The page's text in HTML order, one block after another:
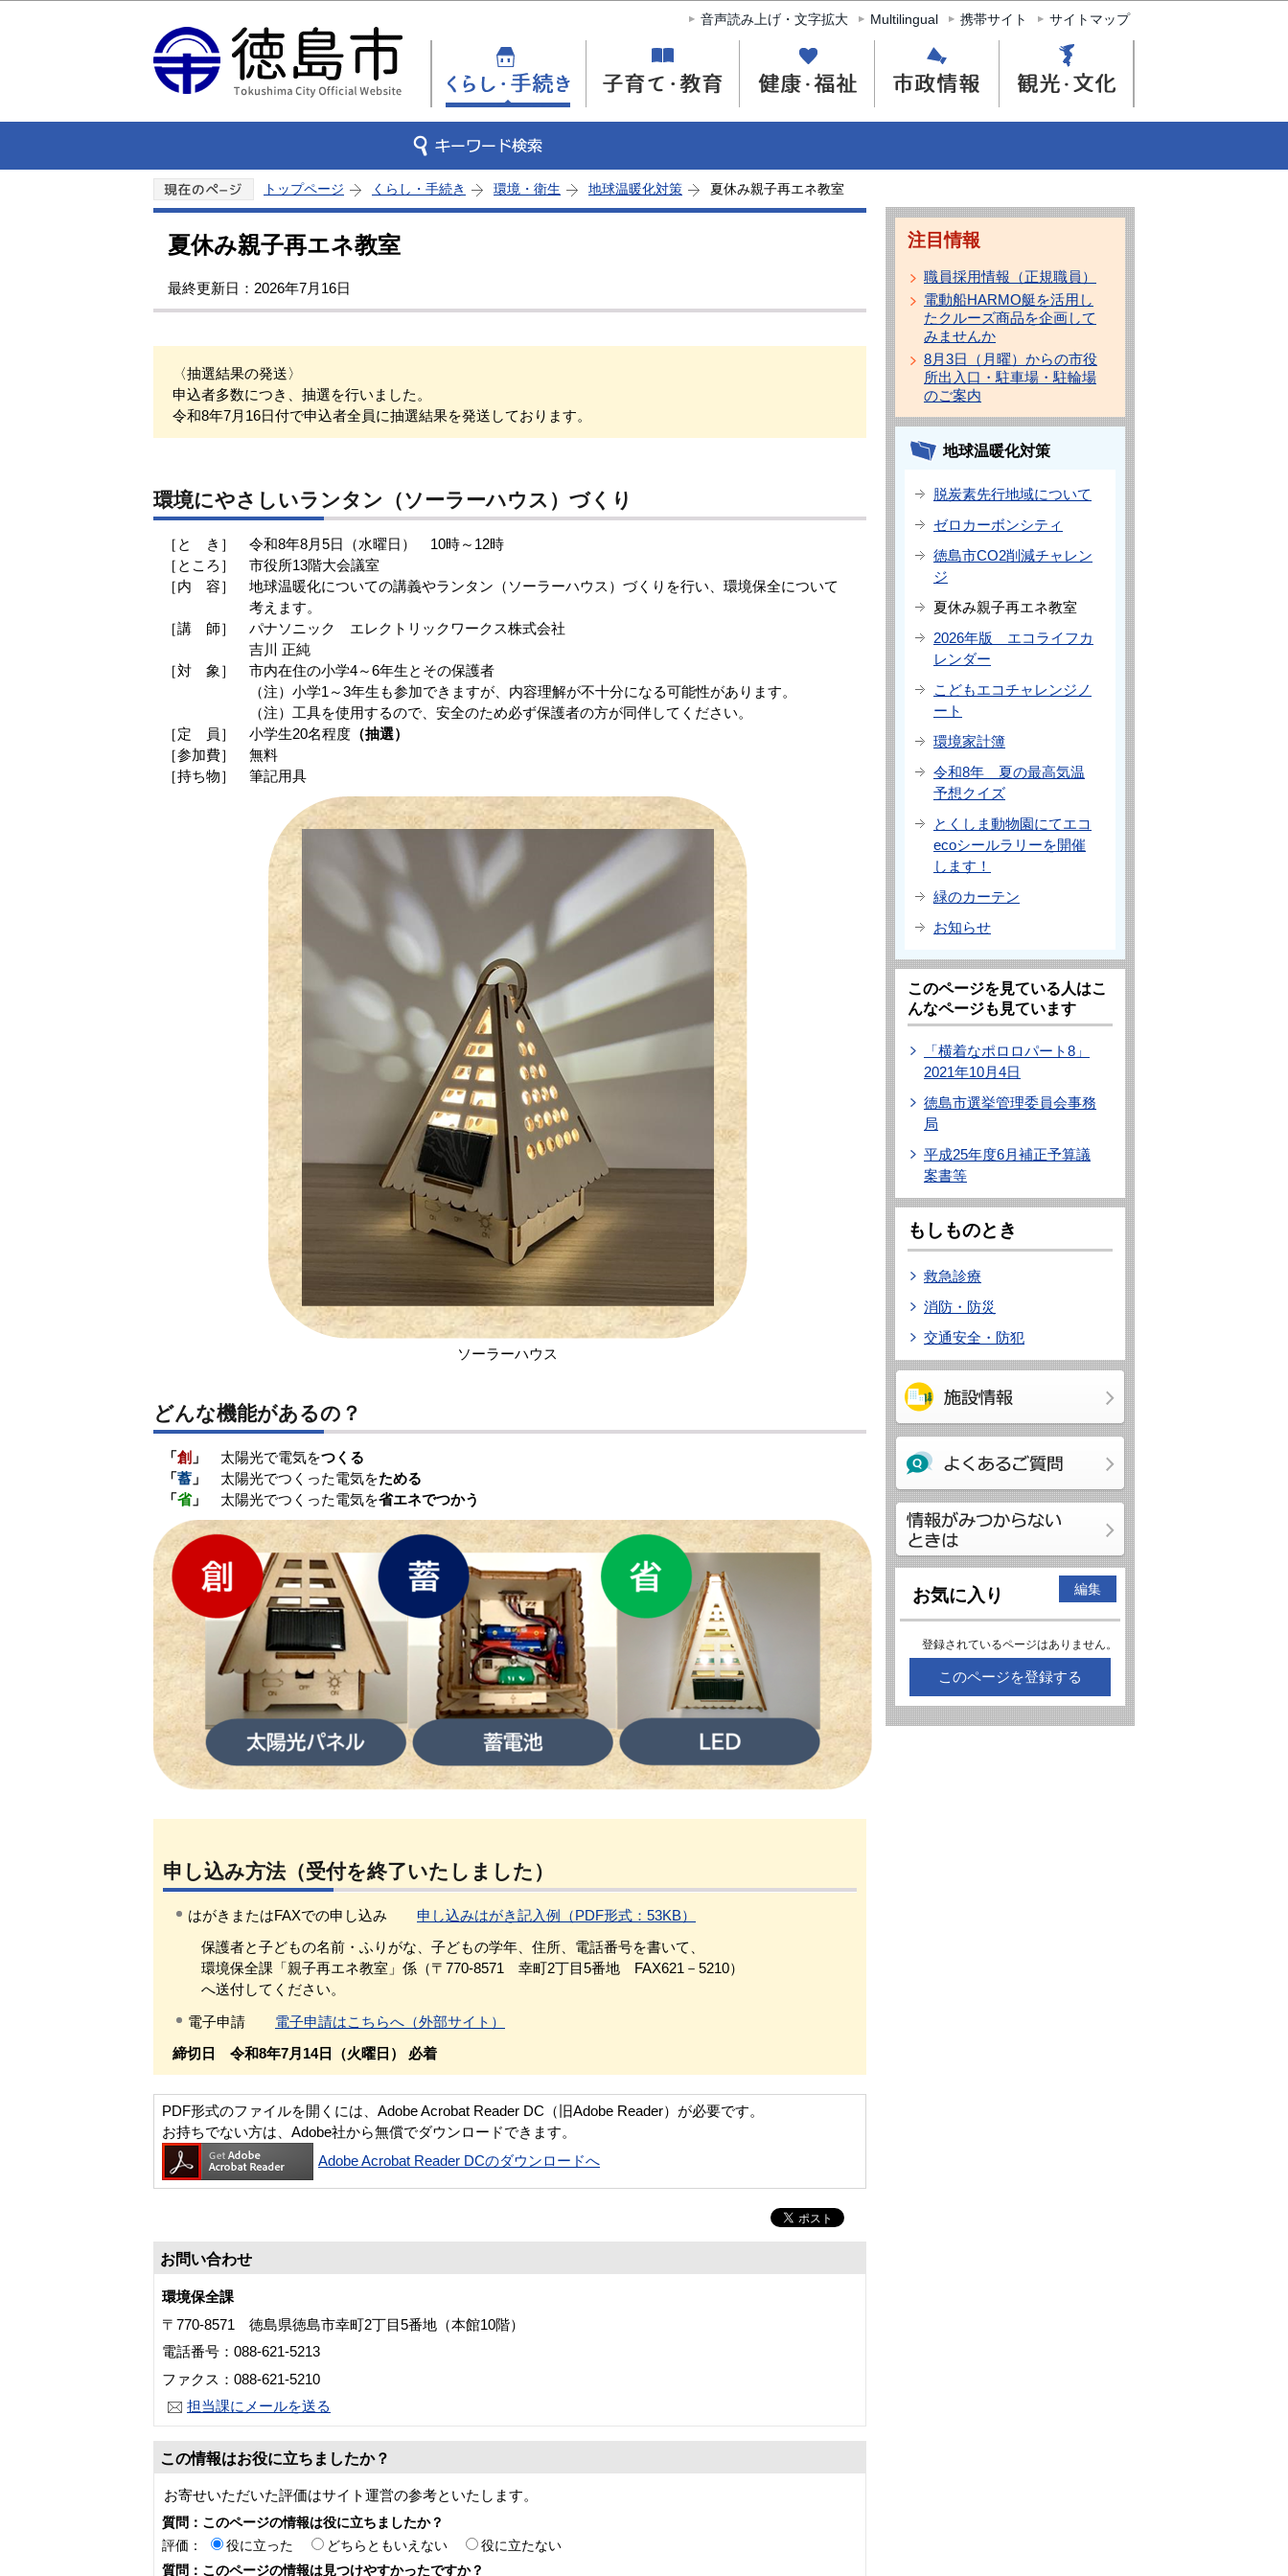
このページの本文へ移動
音声読み上げ・文字拡大 Multilingual 携帯サイト サイトマップ
トップページ くらし・手続き 環境・衛生 地球温暖化対策 夏休み親子再エネ教室
夏休み親子再エネ教室
最終更新日：2026年7月16日
〈抽選結果の発送〉
申込者多数につき、抽選を行いました。
令和8年7月16日付で申込者全員に抽選結果を発送しております。
環境にやさしいランタン（ソーラーハウス）づくり
［と き］ 令和8年8月5日（水曜日） 10時～12時
［ところ］ 市役所13階大会議室
［内 容］ 地球温暖化についての講義やランタン（ソーラーハウス）づくりを行い、環境保全について
考えます。
［講 師］ パナソニック エレクトリックワークス株式会社
吉川 正純
［対 象］ 市内在住の小学4～6年生とその保護者
（注）小学1～3年生も参加できますが、内容理解が不十分になる可能性があります。
（注）工具を使用するので、安全のため必ず保護者の方が同伴してください。
［定 員］ 小学生20名程度 （抽選）
［参加費］ 無料
［持ち物］ 筆記用具
ソーラーハウス
どんな機能があるの？
「創 」 太陽光で電気をつくる
「蓄 」 太陽光でつくった電気をためる
「省」 太陽光でつくった電気を省エネでつかう
申し込み方法（受付を終了いたしました）
はがきまたはFAXでの申し込み
申し込みはがき記入例（PDF形式：53KB）
保護者と子どもの名前・ふりがな、子どもの学年、住所、電話番号を書いて、
環境保全課「親子再エネ教室」係（〒770-8571 幸町2丁目5番地 FAX621－5210）
へ送付してください。
電子申請
電子申請はこちらへ（外部サイト）
締切日 令和8年7月14日（火曜日） 必着
PDF形式のファイルを開くには、Adobe Acrobat Reader DC（旧Adobe Reader）が必要です。
お持ちでない方は、Adobe社から無償でダウンロードできます。
Adobe Acrobat Reader DCのダウンロードへ
お問い合わせ
環境保全課
〒770-8571 徳島県徳島市幸町2丁目5番地（本館10階）
電話番号：088-621-5213
ファクス：088-621-5210
担当課にメールを送る
この情報はお役に立ちましたか？
お寄せいただいた評価はサイト運営の参考といたします。
質問：このページの情報は役に立ちましたか？
評価：
役に立った どちらともいえない
役に立たない
質問：このページの情報は見つけやすかったですか？
注目情報
職員採用情報（正規職員）
電動船HARMO艇を活用し
たクルーズ商品を企画して
みませんか
8月3日（月曜）からの市役
所出入口・駐車場・駐輪場
のご案内
地球温暖化対策
脱炭素先行地域について
ゼロカーボンシティ
徳島市CO2削減チャレン
ジ
夏休み親子再エネ教室
2026年版 エコライフカ
レンダー
こどもエコチャレンジノ
ート
環境家計簿
令和8年 夏の最高気温
予想クイズ
とくしま動物園にてエコ
ecoシールラリーを開催
します！
緑のカーテン
お知らせ
このページを見ている人はこ
んなページも見ています
「横着なポロロパート8」
2021年10月4日
徳島市選挙管理委員会事務
局
平成25年度6月補正予算議
案書等
もしものとき
救急診療
消防・防災
交通安全・防犯
お気に入り 編集
登録されているページはありません。
このページを登録する